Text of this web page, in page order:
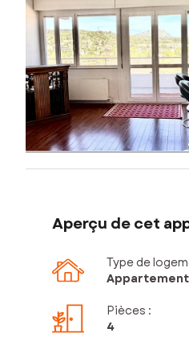
Aperçu de cet
Type de
Appartement
Pièces :
4